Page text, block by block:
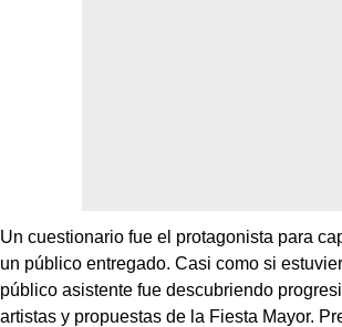
Un cuestionario fue el protagonista para
un público entregado. Casi como si
público asistente fue descubriendo
artistas y propuestas de la Fiesta Mayor.